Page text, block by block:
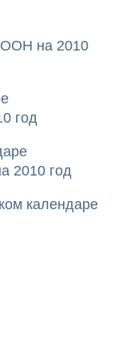
ООН на 2010
год
2010 год
календаре